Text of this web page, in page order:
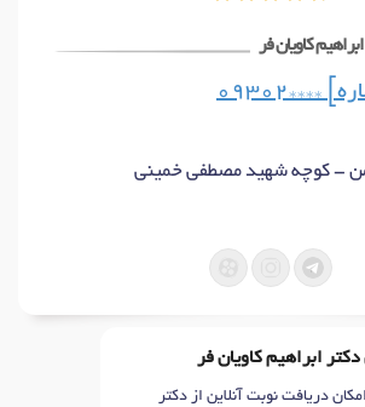
کاویان فر
ابراهیم کاویان فر
دریافت نوبت آنلاین از دکتر